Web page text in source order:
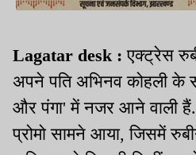
Lagatar desk : एक्ट्रेस
अपने पति अभिनव कोहली के
और पंगा' में नजर आने वाली हैं.
प्रोमो सामने आया, जिसमें